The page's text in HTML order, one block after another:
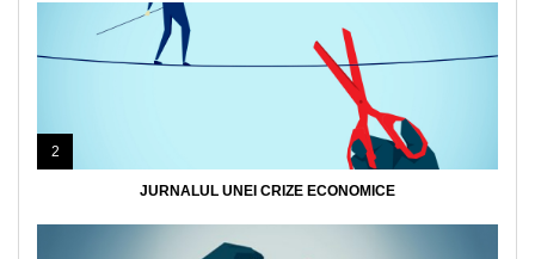
2
JURNALUL UNEI CRIZE ECONOMICE